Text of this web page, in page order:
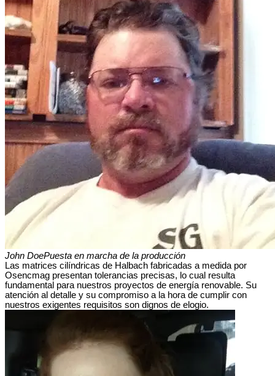
John DoePuesta en marcha de la producción
Las matrices cilíndricas de Halbach fabricadas a medida por
Osencmag presentan tolerancias precisas, lo cual resulta
fundamental para nuestros proyectos de energía renovable. Su
atención al detalle y su compromiso a la hora de cumplir con
nuestros exigentes requisitos son dignos de elogio.